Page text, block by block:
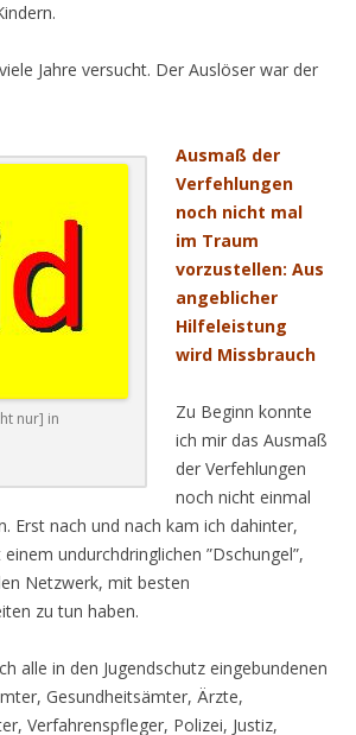
Jahre versucht. Der Auslöser war der
nur] in
Ausmaß der
Verfehlungen
noch nicht mal
im Traum
vorzustellen: Aus
angeblicher
Hilfeleistung
wird Missbrauch
Zu Beginn konnte
ich mir das Ausmaß
der Verfehlungen
noch nicht einmal
Erst nach und nach kam ich dahinter,
undurchdringlichen ”Dschungel”,
Netzwerk, mit besten
zu tun haben.
alle in den Jugendschutz eingebundenen
Gesundheitsämter, Ärzte,
Verfahrenspfleger, Polizei, Justiz,